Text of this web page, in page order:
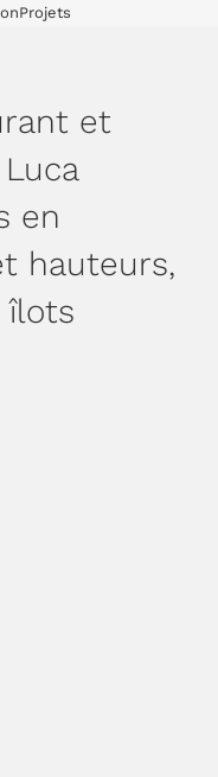
Projets
et
en
hauteurs,
îlots